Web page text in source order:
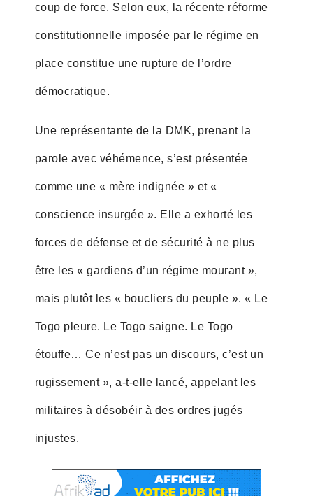
coup de force. Selon eux, la récente réforme
constitutionnelle imposée par le régime en
place constitue une rupture de l’ordre
démocratique.
Une représentante de la DMK, prenant la
parole avec véhémence, s’est présentée
comme une « mère indignée » et «
conscience insurgée ». Elle a exhorté les
forces de défense et de sécurité à ne plus
être les « gardiens d’un régime mourant »,
mais plutôt les « boucliers du peuple ». « Le
Togo pleure. Le Togo saigne. Le Togo
étouffe… Ce n’est pas un discours, c’est un
rugissement », a-t-elle lancé, appelant les
militaires à désobéir à des ordres jugés
injustes.